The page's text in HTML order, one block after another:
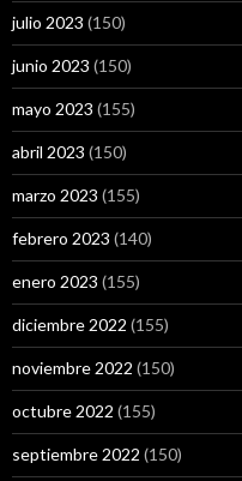
julio 2023 (150)
junio 2023 (150)
mayo 2023 (155)
abril 2023 (150)
marzo 2023 (155)
febrero 2023 (140)
enero 2023 (155)
diciembre 2022 (155)
noviembre 2022 (150)
octubre 2022 (155)
septiembre 2022 (150)